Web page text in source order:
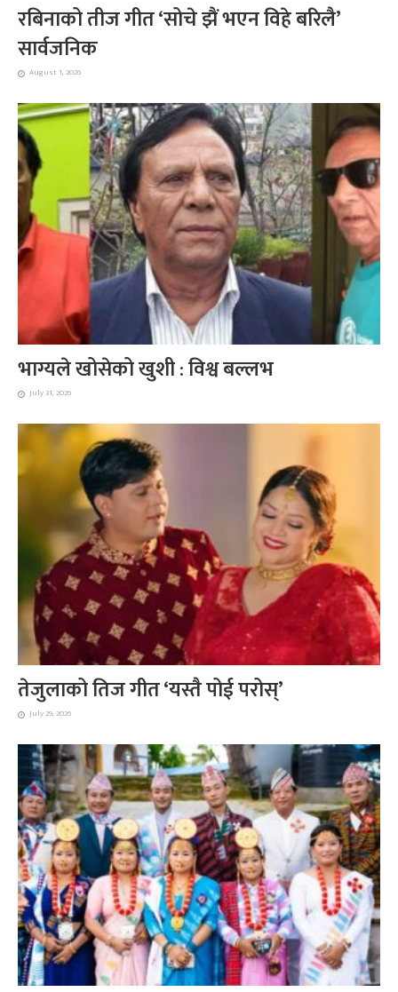
रबिनाको तीज गीत ‘सोचे झैं भएन विहे बरिलै’
सार्वजनिक
August 1, 2026
भाग्यले खोसेको खुशी : विश्व बल्लभ
July 31, 2026
तेजुलाको तिज गीत ‘यस्तै पोई परोस्’
July 29, 2026